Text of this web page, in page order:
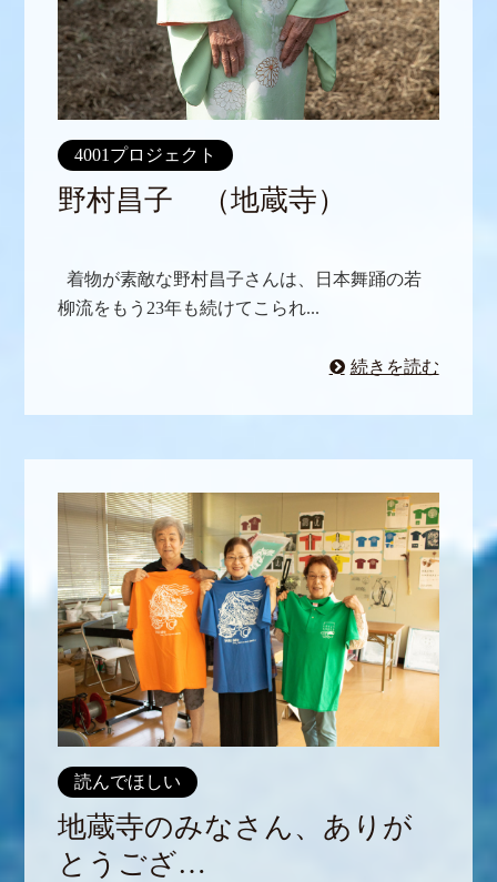
4001プロジェクト
野村昌子 （地蔵寺）
着物が素敵な野村昌子さんは、日本舞踊の若
柳流をもう23年も続けてこられ...
続きを読む
読んでほしい
地蔵寺のみなさん、ありが
とうござ…